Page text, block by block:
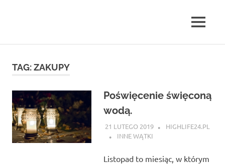
MENU
TAG:ZAKUPY
Poświęcenie święconą
wodą.
21 LUTEGO 2019
HIGHLIFE24.PL
INNE WĄTKI
Listopad to miesiąc, w którym